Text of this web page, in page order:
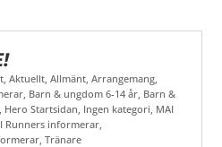
,Aktuellt ,Allmänt ,Arrangemang
Barn & ungdom 6-14 år Barn &
Hero Startsidan Ingen kategori MAI
Runners informerar
,Tränare